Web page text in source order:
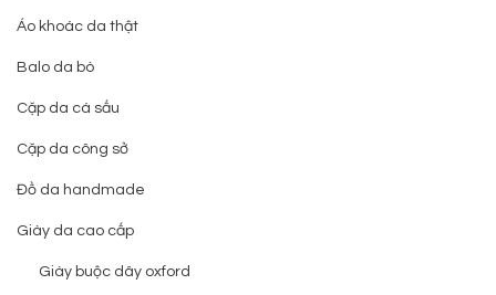
Áo khoác da thật
Balo da bò
Cặp da cá sấu
Cặp da công sở
Đồ da handmade
Giày da cao cấp
Giày buộc dây oxford